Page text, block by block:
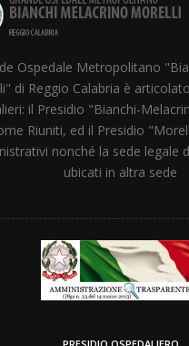
Ospedale Metropolitano
di Reggio Calabria è
il Presidio "Bianchi-
Riuniti, ed il Presidio
nonché la sede legale
ubicati in altra sede